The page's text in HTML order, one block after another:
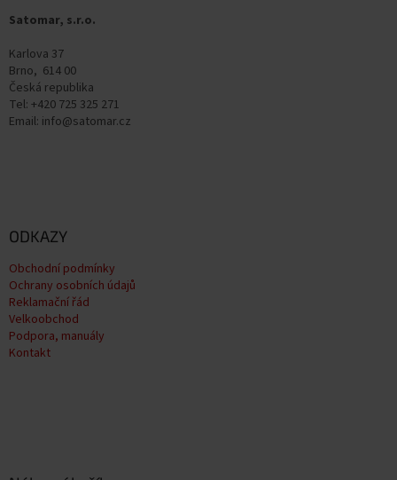
Satomar, s.r.o.
Karlova 37
Brno, 614 00
Česká republika
Tel: +420 725 325 271
Email: info@satomar.cz
ODKAZY
Obchodní podmínky
Ochrany osobních údajů
Reklamační řád
Velkoobchod
Podpora, manuály
Kontakt